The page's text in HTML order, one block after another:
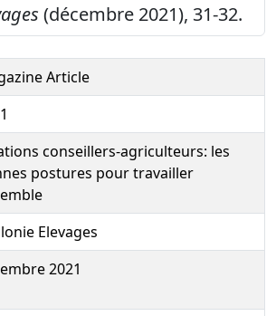
(décembre 2021), 31-32.
Article
conseillers-agriculteurs: les
postures pour travailler
Elevages
2021